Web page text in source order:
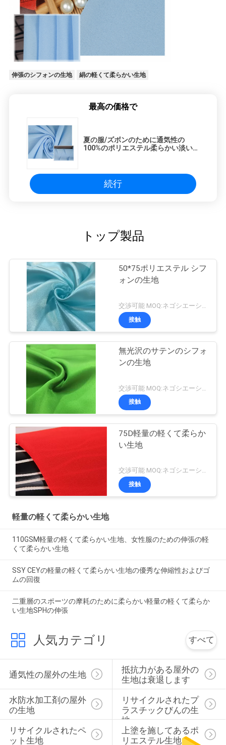
伸張のシフォンの生地 絹の軽くて柔らかい生地
最高の価格で
夏の服/ズボンのために通気性の
100%のポリエステル柔らかい淡い
続行
トップ製品
50*75ポリエステル シフ
ォンの生地
接触
無光沢のサテンのシフォ
ンの生地
接触
75D軽量の軽くて柔らか
い生地
交渉可能 MOQ:ネゴシエーション
接触
軽量の軽くて柔らかい生地
110GSM軽量の軽くて柔らかい生地、女性服のための伸張の軽
くて柔らかい生地
SSY CEYの軽量の軽くて柔らかい生地の優秀な伸縮性およびゴ
ムの回復
二重層のスポーツの摩耗のために柔らかい軽量の軽くて柔らか
い生地SPHの伸張
人気カテゴリ すべて
通気性の屋外の生地
抵抗力がある屋外の
生地は衰退します
水防水加工剤の屋外
の生地
リサイクルされたプ
ラスチックびんの生
地
リサイクルされたペ
ット生地
上塗を施してあるポ
リエステル生地